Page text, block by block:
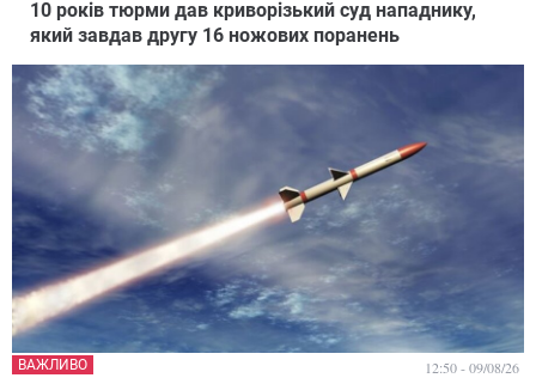
10 років тюрми дав криворізький суд нападнику,
який завдав другу 16 ножових поранень
ВАЖЛИВО 12:50 - 09/08/26